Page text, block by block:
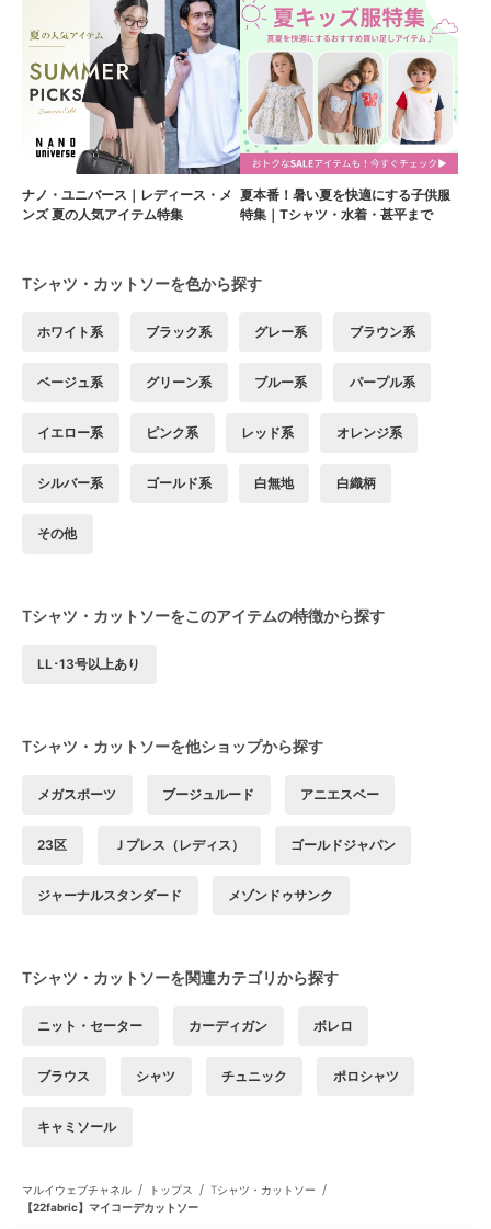
ナノ・ユニバース｜レディース・メ
ンズ 夏の人気アイテム特集
夏本番！暑い夏を快適にする子供服
特集｜Tシャツ・水着・甚平まで
Tシャツ・カットソーを色から探す
ホワイト系 ブラック系 グレー系 ブラウン系
ベージュ系 グリーン系 ブルー系 パープル系
イエロー系 ピンク系 レッド系 オレンジ系
シルバー系 ゴールド系 白無地 白織柄
その他
Tシャツ・カットソーをこのアイテムの特徴から探す
LL･13号以上あり
Tシャツ・カットソーを他ショップから探す
メガスポーツ ブージュルード アニエスベー
23区 Ｊプレス（レディス） ゴールドジャパン
ジャーナルスタンダード メゾンドゥサンク
Tシャツ・カットソーを関連カテゴリから探す
ニット・セーター カーディガン ボレロ
ブラウス シャツ チュニック ポロシャツ
キャミソール
マルイウェブチャネル / トップス / Tシャツ・カットソー /
【22fabric】マイコーデカットソー